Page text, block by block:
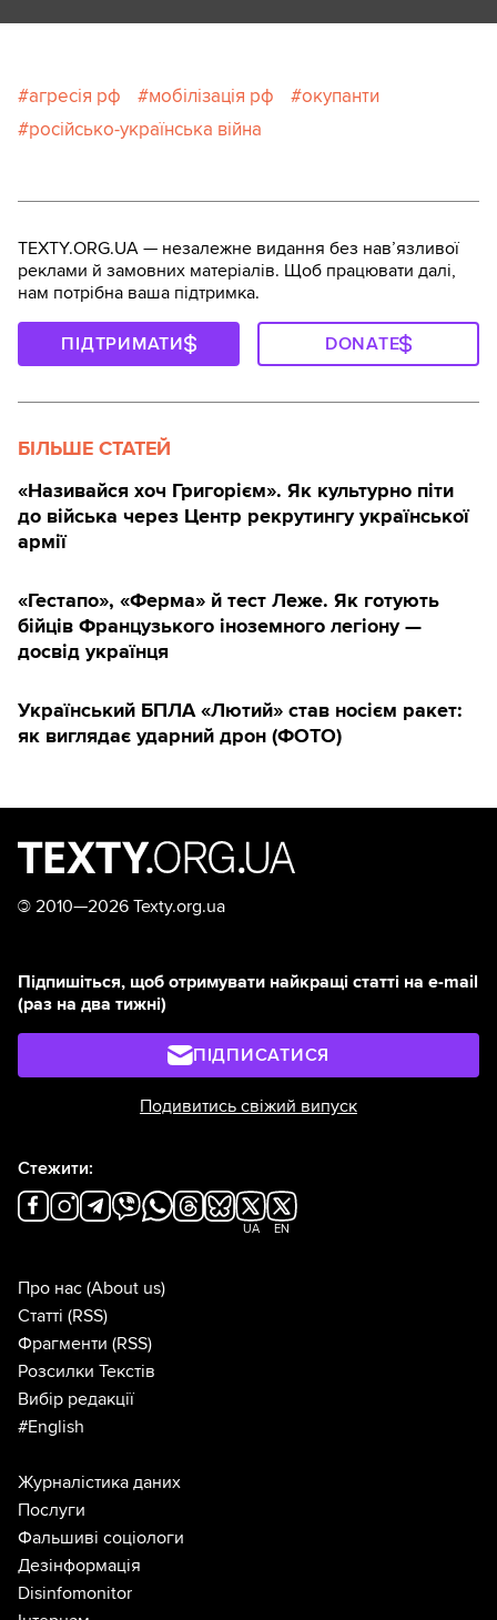
агресія рф мобілізація рф
окупанти
російсько-українська війна
TEXTY.ORG.UA — незалежне видання без навʼязливої
реклами й замовних матеріалів. Щоб працювати далі,
нам потрібна ваша підтримка.
ПІДТРИМАТИ DONATE
БІЛЬШЕ СТАТЕЙ
«Називайся хоч Григорієм». Як культурно піти
до війська через Центр рекрутингу української
армії
«Гестапо», «Ферма» й тест Леже. Як готують
бійців Французького іноземного легіону —
досвід українця
Український БПЛА «Лютий» став носієм ракет:
як виглядає ударний дрон (ФОТО)
© 2010—2026 Texty.org.ua
Підпишіться, щоб отримувати найкращі статті на e-mail
(раз на два тижні)
ПІДПИСАТИСЯ
Подивитись свіжий випуск
Стежити:
UA EN
Про нас (About us)
Статті (RSS)
Фрагменти (RSS)
Розсилки Текстів
Вибір редакції
#English
Журналістика даних
Послуги
Фальшиві соціологи
Дезінформація
Disinfomonitor